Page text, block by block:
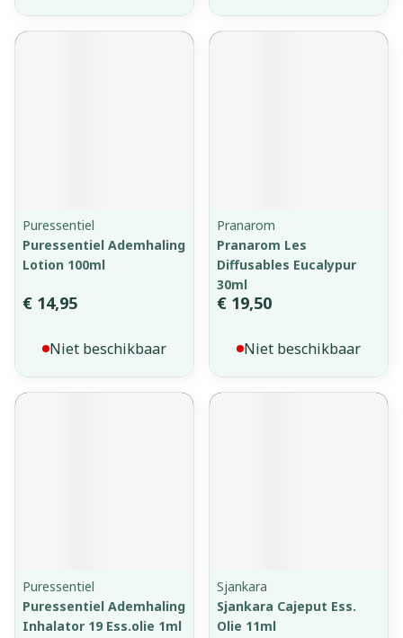
Puressentiel
Puressentiel Ademhaling
Lotion 100ml
€ 14,95
Niet beschikbaar
Pranarom
Pranarom Les
Diffusables Eucalypur
30ml
€ 19,50
Niet beschikbaar
Puressentiel
Puressentiel Ademhaling
Inhalator 19 Ess.olie 1ml
Sjankara
Sjankara Cajeput Ess.
Olie 11ml